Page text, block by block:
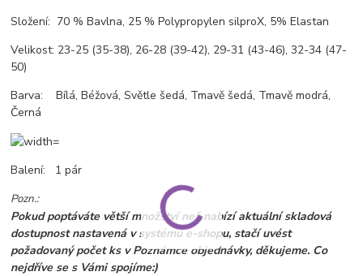
Složení: 70 % Bavlna, 25 % Polypropylen silproX, 5% Elastan
Velikost: 23-25 (35-38), 26-28 (39-42), 29-31 (43-46), 32-34 (47-
50)
Barva: Bílá, Béžová, Světle šedá, Tmavě šedá, Tmavě modrá,
Černá
Balení: 1 pár
Pozn.:
Pokud poptáváte větší množství než nabízí aktuální skladová
dostupnost nastavená v systému e-shopu, stačí uvést
požadovaný počet ks v Poznámce objednávky, děkujeme. Co
nejdříve se s Vámi spojíme:)